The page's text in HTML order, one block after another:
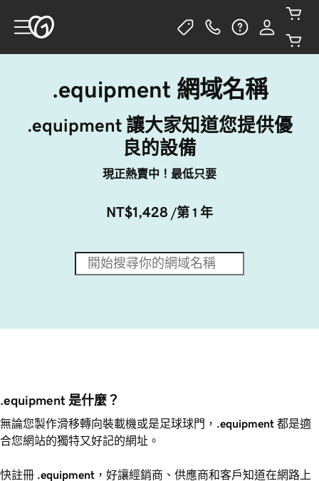
.equipment 網域名稱
.equipment 讓大家知道您提供優
良的設備
現正熱賣中！最低只要
NT$1,428 /第 1 年
.equipment 是什麼？
無論您製作滑移轉向裝載機或是足球球門， .equipment 都是適
合您網站的獨特又好記的網址。
快註冊 .equipment ，好讓經銷商、供應商和客戶知道在網路上